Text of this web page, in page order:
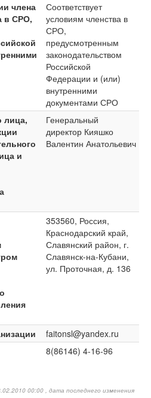
члена
в СРО,
Соответствует
условиям членства в
СРО,
предусмотренным
законодательством
Российской
Федерации и (или)
внутренними
документами СРО
лица,
и
Генеральный
директор Кияшко
Валентин Анатольевич
353560, Россия,
Краснодарский край,
Славянский район, г.
Славянск-на-Кубани,
ул. Проточная, д. 136
faitonsl@yandex.ru
8(86146) 4-16-96
00:00 , дата последнего изменения